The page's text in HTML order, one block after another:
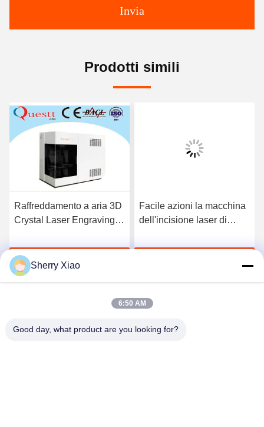
Invia
Prodotti simili
Raffreddamento a aria 3D
Crystal Laser Engraving
produzione del ritratto
Parla Adesso.
Facile azioni la macchina
dell'incisione laser di
macchina per incisione
Sherry Xiao
6:50 AM
Good day, what product are you looking for?